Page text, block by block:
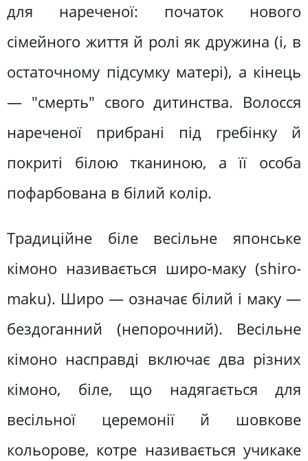
для нареченої: початок нового
сімейного життя й ролі як дружина (і, в
остаточному підсумку матері), а кінець
— "смерть" свого дитинства. Волосся
нареченої прибрані під гребінку й
покриті білою тканиною, а її особа
пофарбована в білий колір.
Традиційне біле весільне японське
кімоно називається широ-маку (shіro-
maku). Широ — означає білий і маку —
бездоганний (непорочний). Весільне
кімоно насправді включає два різних
кімоно, біле, що надягається для
весільної церемонії й шовкове
кольорове, котре називається учикаке